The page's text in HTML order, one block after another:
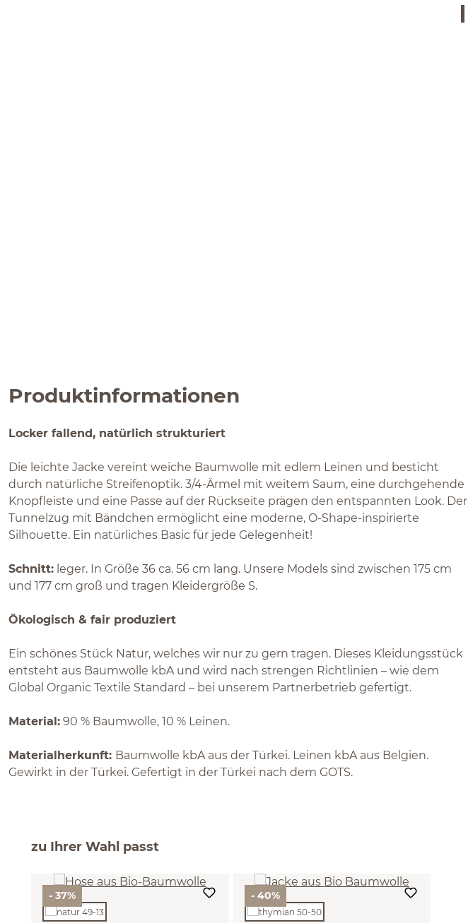
Produktinformationen
Locker fallend, natürlich strukturiert
Die leichte Jacke vereint weiche Baumwolle mit edlem Leinen und besticht
durch natürliche Streifenoptik. 3/4-Ärmel mit weitem Saum, eine durchgehende
Knopfleiste und eine Passe auf der Rückseite prägen den entspannten Look. Der
Tunnelzug mit Bändchen ermöglicht eine moderne, O-Shape-inspirierte
Silhouette. Ein natürliches Basic für jede Gelegenheit!
Schnitt: leger. In Größe 36 ca. 56 cm lang. Unsere Models sind zwischen 175 cm
und 177 cm groß und tragen Kleidergröße S.
Ökologisch & fair produziert
Ein schönes Stück Natur, welches wir nur zu gern tragen. Dieses Kleidungsstück
entsteht aus Baumwolle kbA und wird nach strengen Richtlinien – wie dem
Global Organic Textile Standard – bei unserem Partnerbetrieb gefertigt.
Material: 90 % Baumwolle, 10 % Leinen.
Materialherkunft: Baumwolle kbA aus der Türkei. Leinen kbA aus Belgien.
Gewirkt in der Türkei. Gefertigt in der Türkei nach dem GOTS.
zu Ihrer Wahl passt
- 37% - 40%